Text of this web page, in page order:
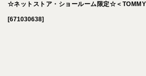
☆ネットストア・ショールーム限定☆＜
[671030638]